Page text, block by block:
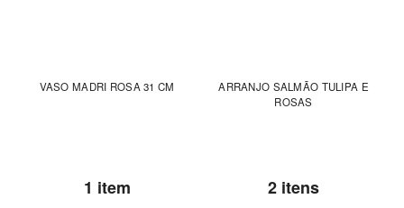
VASO MADRI ROSA 31 CM
1 item
ARRANJO SALMÃO TULIPA E
ROSAS
2 itens